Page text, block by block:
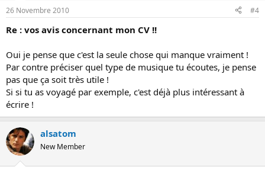
26 Novembre 2010 #4
Re : vos avis concernant mon CV !!
Oui je pense que c'est la seule chose qui manque vraiment !
Par contre préciser quel type de musique tu écoutes, je pense
pas que ça soit très utile !
Si si tu as voyagé par exemple, c'est déjà plus intéressant à
écrire !
alsatom
New Member